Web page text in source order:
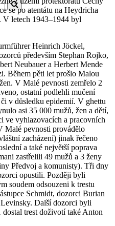
se po atentátu na Heydricha
V letech 1943–1944 byl
Heinrich Jöckel,
především Stephan Rojko,
Neubauer a Herbert Mende
Během pěti let prošlo Malou
V Malé pevnosti zemřelo 2
ostatní podlehli mučení
v důsledku epidemií. V ghettu
asi 35 000 mužů, žen a dětí,
ve vyhlazovacích a pracovních
Malé pevnosti provádělo
zacházení) jinak řečeno
a také největší poprava
zastřelili 49 mužů a 3 ženy
Předvoj a komunisty). Tři dny
opustili. Později byli
soudem odsouzeni k trestu
Schmidt, dozorci Burian
Další dozorci byli
trest doživotí také Anton